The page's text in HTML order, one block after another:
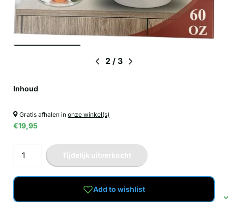
2 / 3
Inhoud
Gratis afhalen in onze winkel(s)
€19,95
Tijdelijk uitverkocht
Add to wishlist